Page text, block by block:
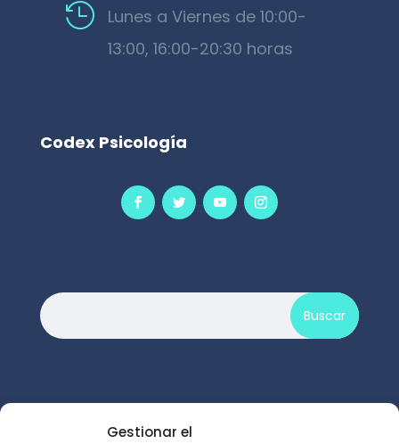
Gestionar el

Lunes a Viernes de 10:00-
13:00, 16:00-20:30 horas
Codex Psicología